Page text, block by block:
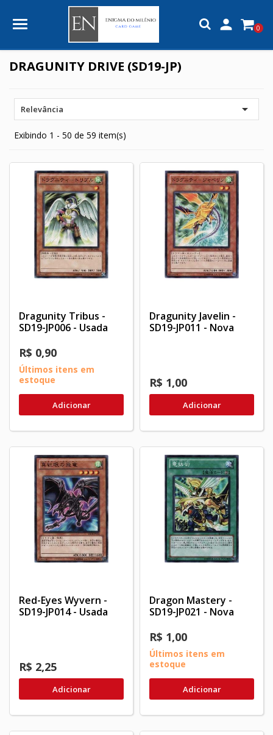
 0
DRAGUNITY DRIVE (SD19-JP)
Relevância 
Exibindo 1 - 50 de 59 item(s)
Dragunity Tribus -
SD19-JP006 - Usada
R$ 0,90
Últimos itens em
estoque
Adicionar
Dragunity Javelin -
SD19-JP011 - Nova
R$ 1,00
Adicionar
Red-Eyes Wyvern -
SD19-JP014 - Usada
R$ 2,25
Adicionar
Dragon Mastery -
SD19-JP021 - Nova
R$ 1,00
Últimos itens em
estoque
Adicionar